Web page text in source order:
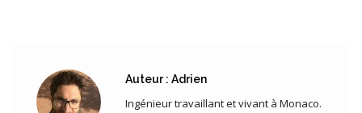
Auteur : Adrien
Ingénieur travaillant et vivant à Monaco.